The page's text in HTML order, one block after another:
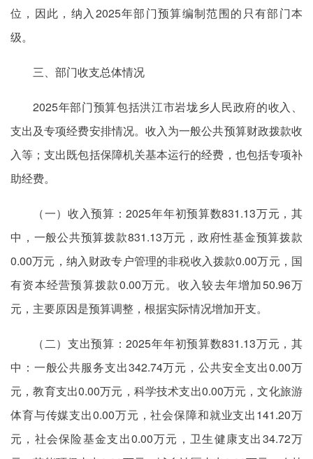
位，因此，纳入2025年部门预算编制范围的只有部门本
级。
三、部门收支总体情况
2025年部门预算包括洪江市岩垅乡人民政府的收入、
支出及专项经费安排情况。收入为一般公共预算财政拨款收
入等；支出既包括保障机关基本运行的经费，也包括专项补
助经费。
（一）收入预算：2025年年初预算数831.13万元，其
中，一般公共预算拨款831.13万元，政府性基金预算拨款
0.00万元，纳入财政专户管理的非税收入拨款0.00万元，国
有资本经营预算拨款0.00万元。收入较去年增加50.96万
元，主要原因是预算调整，根据实际情况增加开支。
（二）支出预算：2025年年初预算数831.13万元，其
中：一般公共服务支出342.74万元，公共安全支出0.00万
元，教育支出0.00万元，科学技术支出0.00万元，文化旅游
体育与传媒支出0.00万元，社会保障和就业支出141.20万
元，社会保险基金支出0.00万元，卫生健康支出34.72万